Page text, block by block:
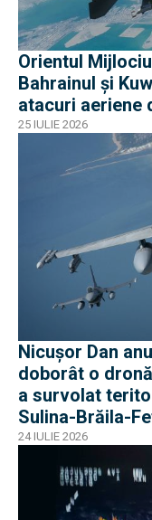
Orientul
Bahrainul și
atacuri aeriene
25 IULIE 2026
Nicușor Dan
doborât o
a survolat
Sulina-Brăila-
24 IULIE 2026